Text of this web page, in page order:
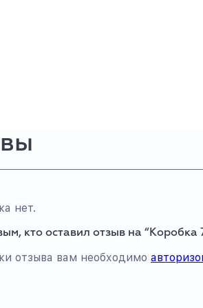
нет.
кто оставил отзыв на “Коробка
отзыва вам необходимо